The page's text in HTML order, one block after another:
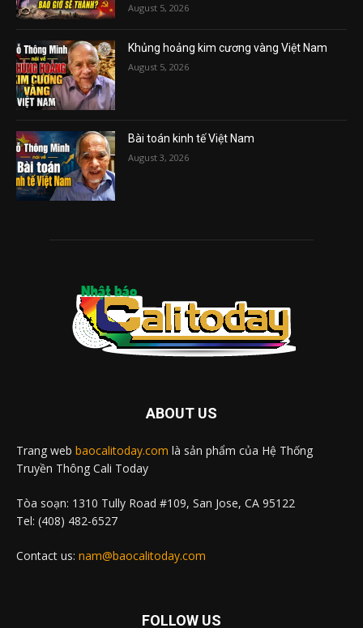
August 5, 2026
Khủng hoảng kim cương vàng Việt Nam
August 5, 2026
Bài toán kinh tế Việt Nam
August 3, 2026
ABOUT US
Trang web baocalitoday.com là sản phẩm của Hệ Thống
Truyền Thông Cali Today
Tòa soạn: 1310 Tully Road #109, San Jose, CA 95122
Tel: (408) 482-6527
Contact us: nam@baocalitoday.com
FOLLOW US